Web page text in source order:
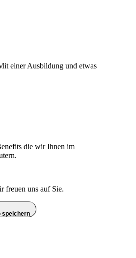
einer Ausbildung und etwas
die wir Ihnen im
freuen uns auf Sie.
speichern